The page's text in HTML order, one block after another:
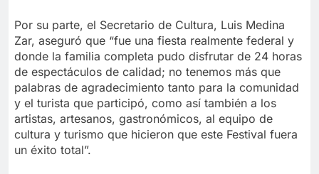
Por su parte, el Secretario de Cultura, Luis Medina
Zar, aseguró que “fue una fiesta realmente federal y
donde la familia completa pudo disfrutar de 24 horas
de espectáculos de calidad; no tenemos más que
palabras de agradecimiento tanto para la comunidad
y el turista que participó, como así también a los
artistas, artesanos, gastronómicos, al equipo de
cultura y turismo que hicieron que este Festival fuera
un éxito total”.